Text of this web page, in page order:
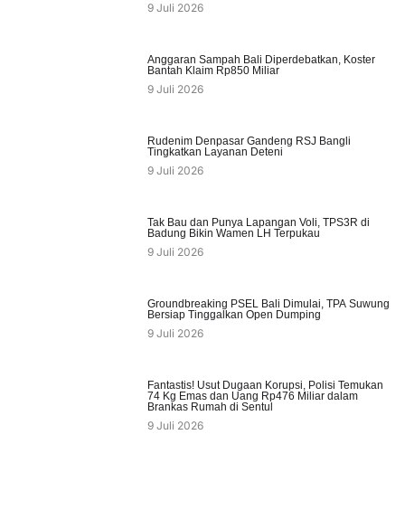
9 Juli 2026
Anggaran Sampah Bali Diperdebatkan, Koster
Bantah Klaim Rp850 Miliar
9 Juli 2026
Rudenim Denpasar Gandeng RSJ Bangli
Tingkatkan Layanan Deteni
9 Juli 2026
Tak Bau dan Punya Lapangan Voli, TPS3R di
Badung Bikin Wamen LH Terpukau
9 Juli 2026
Groundbreaking PSEL Bali Dimulai, TPA Suwung
Bersiap Tinggalkan Open Dumping
9 Juli 2026
Fantastis! Usut Dugaan Korupsi, Polisi Temukan
74 Kg Emas dan Uang Rp476 Miliar dalam
Brankas Rumah di Sentul
9 Juli 2026